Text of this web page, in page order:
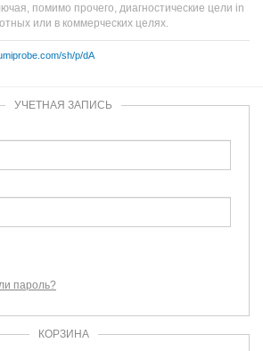
помимо прочего, диагностические цели in
или в коммерческих целях.
sh/p/dA
УЧЕТНАЯ ЗАПИСЬ
пароль?
КОРЗИНА